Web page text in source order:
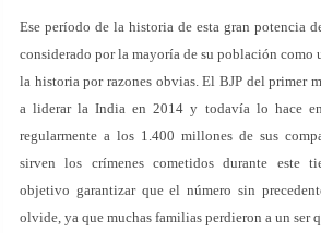
Ese período de la historia de esta gran potencia
considerado por la mayoría de su población como
la historia por razones obvias. El BJP del primer
a liderar la India en 2014 y todavía lo hace
regularmente a los 1.400 millones de sus
sirven los crímenes cometidos durante este
objetivo garantizar que el número sin
olvide, ya que muchas familias perdieron a un ser